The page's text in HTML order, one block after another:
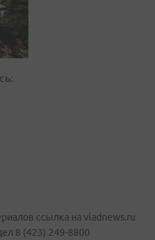
ссылка на vladnews.ru
8 (423) 249-8800